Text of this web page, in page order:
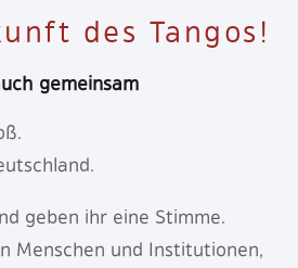
des Tangos!
gemeinsam
geben ihr eine Stimme.
Menschen und Institutionen,